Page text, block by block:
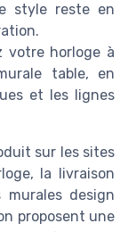
style reste en
votre horloge à
table, en
et les lignes
sur les sites
la livraison
design
proposent une